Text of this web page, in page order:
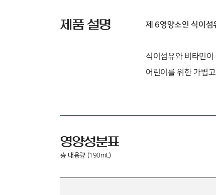
제품 설명 제 6영양소인 식이섬
식이섬유와 비타민
어린이를 위한 가볍
영양성분표
총 내용량 (190mL)